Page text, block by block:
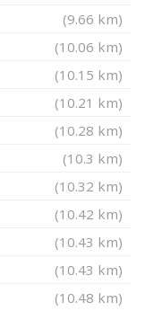
(9.66 km)
(10.06 km)
(10.15 km)
(10.21 km)
(10.28 km)
(10.3 km)
(10.32 km)
(10.42 km)
(10.43 km)
(10.43 km)
(10.48 km)